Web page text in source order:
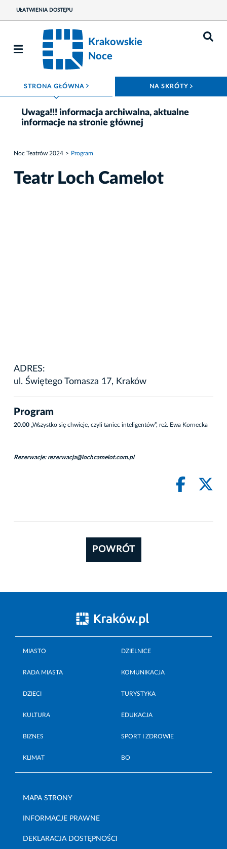
UŁATWIENIA DOSTĘPU
Krakowskie
Noce
STRONA GŁÓWNA ROZWIŃ MENU NA SKRÓTY
Uwaga!!! informacja archiwalna, aktualne
informacje na stronie głównej
Noc Teatrów 2024 Program
Teatr Loch Camelot
ADRES:
ul. Świętego Tomasza 17, Kraków
Program
20.00 „Wszystko się chwieje, czyli taniec inteligentów”, reż. Ewa Kornecka
Rezerwacje: rezerwacja@lochcamelot.com.pl
POWRÓT
MIASTO DZIELNICE
RADA MIASTA KOMUNIKACJA
DZIECI TURYSTYKA
KULTURA EDUKACJA
BIZNES SPORT I ZDROWIE
KLIMAT BO
MAPA STRONY
INFORMACJE PRAWNE
DEKLARACJA DOSTĘPNOŚCI